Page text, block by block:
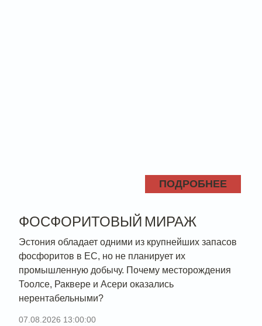
ПОДРОБНЕЕ
ФОСФОРИТОВЫЙ МИРАЖ
Эстония обладает одними из крупнейших запасов
фосфоритов в ЕС, но не планирует их
промышленную добычу. Почему месторождения
Тоолсе, Раквере и Асери оказались
нерентабельными?
07.08.2026 13:00:00